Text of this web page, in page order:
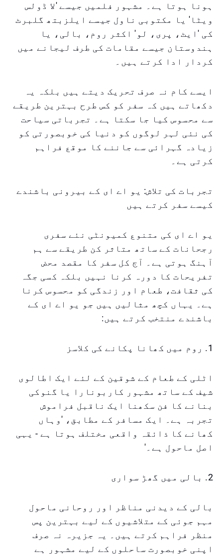
ہونا ہوتا ہے۔ مشہور فلمیں جیسے 'لا ڈولس
ویٹا' یا مکتوبی ناول جیسے ایلزبتھ گلبرٹ
کی 'ایٹ، پری، لو' اکثر روم، بالی، یا
ہندوستان جیسے مقامات کی طرف لیجانے میں
کردار ادا کرتے ہیں۔
ایسے کام نہ صرف تحریک دیتے ہیں بلکہ یہ
دکھاتے ہیں کہ سفر کو کس طرح بہترین طریقے
سے محسوس کیا جا سکتا ہے۔ تجرباتی سیاحت
کی نئی لہر لوگوں کو دنیا کی خوبصورتی کو
زیادہ گہرائی سے جاننے کا موقع فراہم
کرتی ہے۔
تجربات کی تلاش: یو اے ای کے بیرونی باشندے
کیسے سفر کرتے ہیں
یو اے ای کی متنوع کمیونٹی نئے سفری
رجحانات کے ساتھ متاثر کن طریقے سے ہم
آہنگ ہوتی ہے۔ آج کل سفر کا مقصد محض
تفریحات کا دورہ کرنا نہیں بلکہ کسی جگہ
کی ثقافت، طعام اور زندگی کو محسوس کرنا
ہے۔ یہاں کچھ مثالیں ہیں جو یو اے ای کے
باشندے منتخب کرتے ہیں:
1. روم میں کھانا پکانے کی کلاسز
اٹلی کے طعام کے شوقین کے لئے ایک اطالوی
شیف کے ساتھ مشہور کاربونارا یا گنوکی
بنانے کا فن سکھنا ایک ناقبل فراموش
تجربہ ہے۔ ایک مسافر کے مطابق، 'وہاں
کھانے کا ذائقہ واقعی مختلف ہوتا ہے - یہی
اصل ماحول ہے۔'
2. بالی میں گھڑ سواری
بالی کے دیدنی مناظر اور روحانی ماحول
مہم جوئی کے متلاشیوں کے لیے بہترین پس
منظر فراہم کرتے ہیں۔ یہ جزیرہ نہ صرف
اپنی خوبصورت ساحلوں کے لیے مشہور ہے